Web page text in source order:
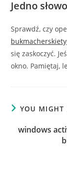
Jedno
Sprawdź, czy
się zaskoczyć.
okno. Pamiętaj,
YOU MIGHT
windows